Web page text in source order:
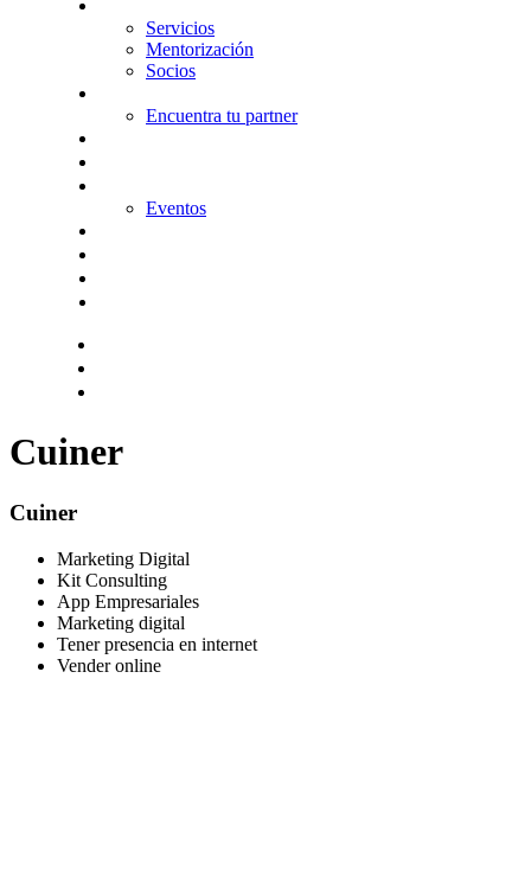
Servicios
Mentorización
Socios
Encuentra tu partner
Eventos
Cuiner
Cuiner
Marketing Digital
Kit Consulting
App Empresariales
Marketing digital
Tener presencia en internet
Vender online